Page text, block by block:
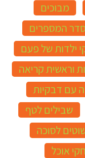
מבוכים
המספרים
ילדות של פעם
וראשית קריאה
עם דבקיות
שבילים לטף
לסוכה
אוכל